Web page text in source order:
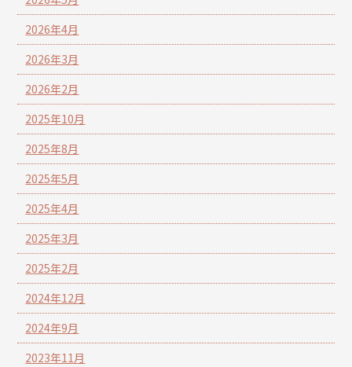
2026年4月
2026年3月
2026年2月
2025年10月
2025年8月
2025年5月
2025年4月
2025年3月
2025年2月
2024年12月
2024年9月
2023年11月